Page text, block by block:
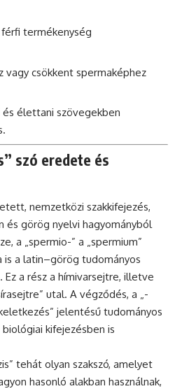
termékenység
vagy csökkent spermaképhez
élettani szövegekben
szó eredete és
nemzetközi szakkifejezés,
és görög nyelvi hagyományból
a „spermio-” a „spermium”
is a latin–görög tudományos
a rész a hímivarsejtre, illetve
utal. A végződés, a „-
jelentésű tudományos
kifejezésben is
tehát olyan szakszó, amelyet
hasonló alakban használnak,